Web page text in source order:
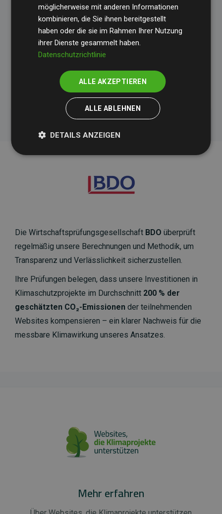
Informationen zu den einzelnen Projekten finden
Sie hier.
Initiative Websites, die Klimaprojekte unterstützen
Die Wirtschaftsprüfungsgesellschaft BDO überprüft
regelmäßig unsere Berechnungen und Methodik, um
Transparenz und Verlässlichkeit sicherzustellen.
Ihre Prüfungen belegen, dass unsere Investitionen in
Klimaschutzprojekte im Durchschnitt 200 % der
geschätzten CO₂-Emissionen der teilnehmenden
Websites kompensieren – ein klarer Nachweis für die
messbare Klimawirkung unseres Ansatzes.
Mehr erfahren
möglicherweise mit anderen Informationen
kombinieren, die Sie ihnen bereitgestellt
haben oder die sie im Rahmen Ihrer Nutzung
ihrer Dienste gesammelt haben.
Datenschutzrichtlinie
ALLE AKZEPTIEREN
ALLE ABLEHNEN
DETAILS ANZEIGEN